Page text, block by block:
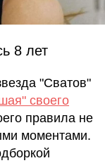
8 лет
"Сватов"
своего
правила не
моментами.